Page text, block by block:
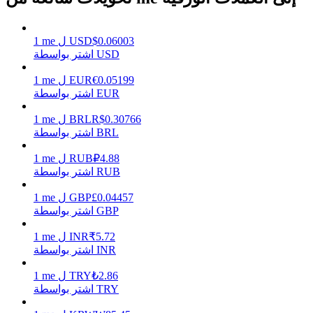
يكسب
خنزير الطاقة
1 me ل USD$0.06003
اشتر بواسطة USD
1 me ل EUR€0.05199
اشتر بواسطة EUR
1 me ل BRLR$0.30766
اشتر بواسطة BRL
1 me ل RUB₽4.88
اشتر بواسطة RUB
1 me ل GBP£0.04457
اشتر بواسطة GBP
1 me ل INR₹5.72
اشتر بواسطة INR
1 me ل TRY₺2.86
اشتر بواسطة TRY